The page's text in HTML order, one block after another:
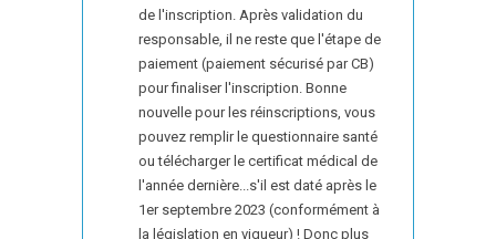
de l'inscription. Après validation du
responsable, il ne reste que l'étape de
paiement (paiement sécurisé par CB)
pour finaliser l'inscription. Bonne
nouvelle pour les réinscriptions, vous
pouvez remplir le questionnaire santé
ou télécharger le certificat médical de
l'année dernière...s'il est daté après le
1er septembre 2023 (conformément à
la législation en vigueur) ! Donc plus